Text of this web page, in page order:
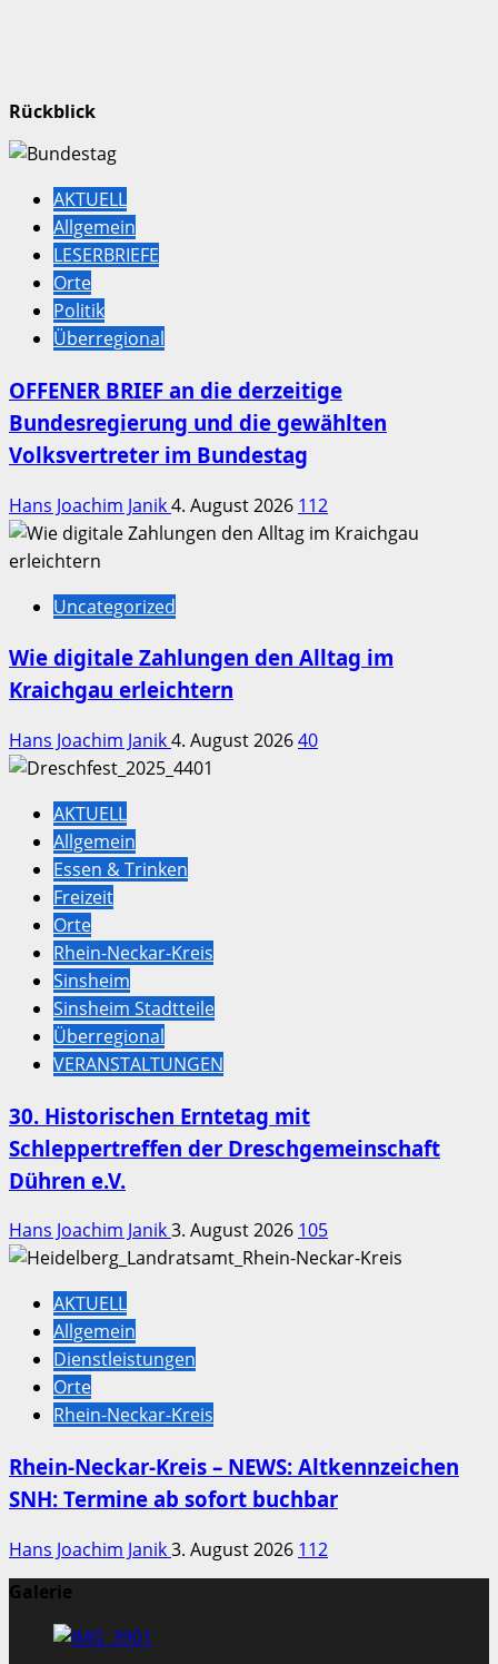
Rückblick
AKTUELL
Allgemein
LESERBRIEFE
Orte
Politik
Überregional
OFFENER BRIEF an die derzeitige
Bundesregierung und die gewählten
Volksvertreter im Bundestag
Hans Joachim Janik4. August 2026 112
Uncategorized
Wie digitale Zahlungen den Alltag im
Kraichgau erleichtern
Hans Joachim Janik4. August 202640
AKTUELL
Allgemein
Essen & Trinken
Freizeit
Orte
Rhein-Neckar-Kreis
Sinsheim
Sinsheim Stadtteile
Überregional
VERANSTALTUNGEN
30. Historischen Erntetag mit
Schleppertreffen der Dreschgemeinschaft
Dühren e.V.
Hans Joachim Janik3. August 2026 105
AKTUELL
Allgemein
Dienstleistungen
Orte
Rhein-Neckar-Kreis
Rhein-Neckar-Kreis – NEWS: Altkennzeichen
SNH: Termine ab sofort buchbar
Hans Joachim Janik3. August 2026 112
Galerie